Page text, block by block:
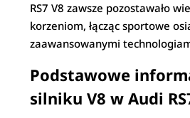
RS7 V8 zawsze pozostawało
korzeniom, łącząc sportowe
zaawansowanymi
Podstawowe
silniku V8 w Audi